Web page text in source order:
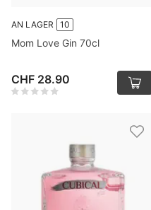
AN LAGER 10
Mom Love Gin 70cl
CHF 28.90